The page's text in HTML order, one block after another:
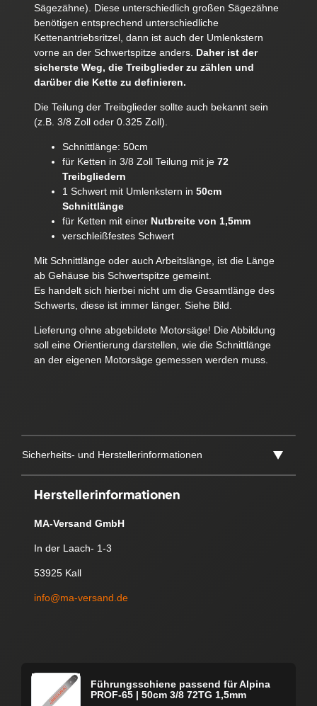
Sägezähne). Diese unterschiedlich großen Sägezähne
benötigen entsprechend unterschiedliche
Kettenantriebsritzel, dann ist auch der Umlenkstern
vorne an der Schwertspitze anders. Daher ist der
sicherste Weg, die Treibglieder zu zählen und
darüber die Kette zu definieren.
Die Teilung der Treibglieder sollte auch bekannt sein
(z.B. 3/8 Zoll oder 0.325 Zoll).
Schnittlänge: 50cm
für Ketten in 3/8 Zoll Teilung mit je 72
Treibgliedern
1 Schwert mit Umlenkstern in 50cm
Schnittlänge
für Ketten mit einer Nutbreite von 1,5mm
verschleißfestes Schwert
Mit Schnittlänge oder auch Arbeitslänge, ist die Länge
ab Gehäuse bis Schwertspitze gemeint.
Es handelt sich hierbei nicht um die Gesamtlänge des
Schwerts, diese ist immer länger. Siehe Bild.
Lieferung ohne abgebildete Motorsäge! Die Abbildung
soll eine Orientierung darstellen, wie die Schnittlänge
an der eigenen Motorsäge gemessen werden muss.
Sicherheits- und Herstellerinformationen
Herstellerinformationen
MA-Versand GmbH
In der Laach- 1-3
53925 Kall
info@ma-versand.de
Führungsschiene passend für Alpina
PROF-65 | 50cm 3/8 72TG 1,5mm